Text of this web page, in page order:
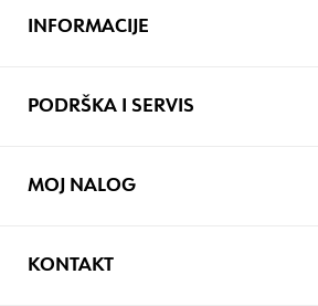
INFORMACIJE
PODRŠKA I SERVIS
MOJ NALOG
KONTAKT